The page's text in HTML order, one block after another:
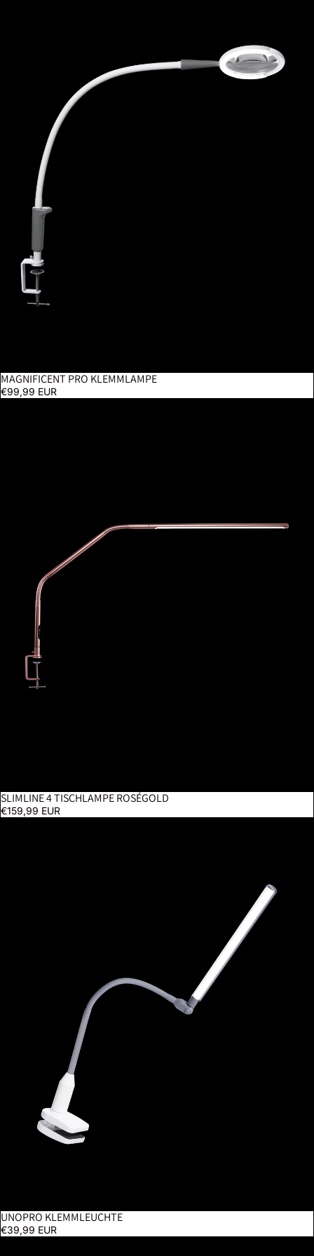
MAGNIFICENT PRO KLEMMLAMPE
€99,99 EUR
SLIMLINE 4 TISCHLAMPE ROSÉGOLD
€159,99 EUR
UNOPRO KLEMMLEUCHTE
€39,99 EUR